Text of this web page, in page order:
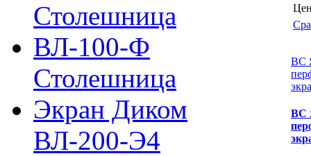
Столешница
ВЛ-100-Ф
Столешница
Экран Диком
ВЛ-200-Э4
ВС
ВС